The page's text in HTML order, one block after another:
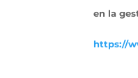
en la
https://